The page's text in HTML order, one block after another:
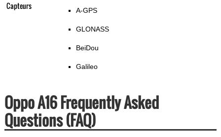
Capteurs A-GPS
GLONASS
BeiDou
Galileo
Oppo A16 Frequently Asked
Questions (FAQ)